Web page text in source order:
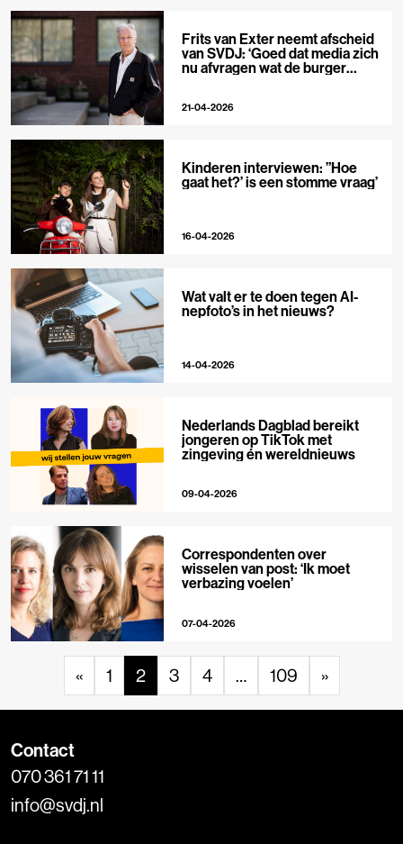
Frits van Exter neemt afscheid
van SVDJ: ‘Goed dat media zich
nu afvragen wat de burger
21-04-2026
Kinderen interviewen: ”Hoe
gaat het?’ is een stomme vraag’
16-04-2026
Wat valt er te doen tegen AI-
nepfoto’s in het nieuws?
14-04-2026
Nederlands Dagblad bereikt
jongeren op TikTok met
zingeving én wereldnieuws
09-04-2026
Correspondenten over
wisselen van post: ‘Ik moet
verbazing voelen’
07-04-2026
« 1 2 3 4 … 109 »
Contact
070 361 71 11
info@svdj.nl